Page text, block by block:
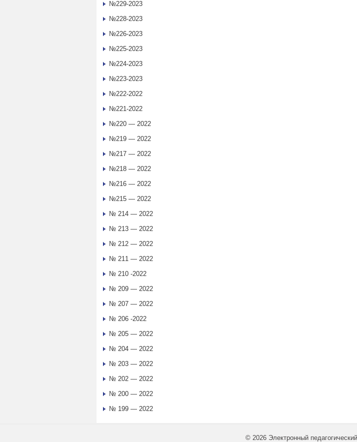
№229-2023
№228-2023
№226-2023
№225-2023
№224-2023
№223-2023
№222-2022
№221-2022
№220 — 2022
№219 — 2022
№217 — 2022
№218 — 2022
№216 — 2022
№215 — 2022
№ 214 — 2022
№ 213 — 2022
№ 212 — 2022
№ 211 — 2022
№ 210 -2022
№ 209 — 2022
№ 207 — 2022
№ 206 -2022
№ 205 — 2022
№ 204 — 2022
№ 203 — 2022
№ 202 — 2022
№ 200 — 2022
№ 199 — 2022
© 2026 Электронный